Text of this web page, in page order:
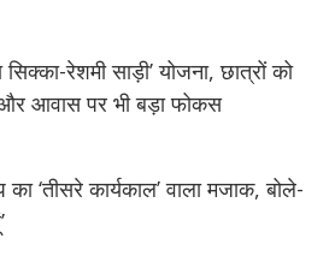
रेशमी साड़ी’ योजना, छात्रों को
आवास पर भी बड़ा फोकस
‘तीसरे कार्यकाल’ वाला मजाक, बोले-